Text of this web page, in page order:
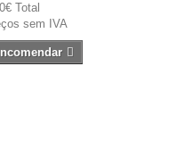
Total
sem IVA